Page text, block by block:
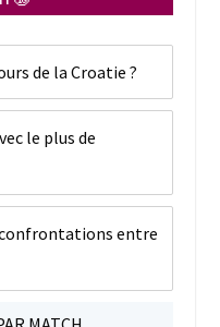
de la Croatie ?
le plus de
entre